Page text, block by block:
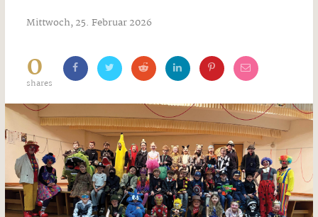
Mittwoch, 25. Februar 2026
0
shares